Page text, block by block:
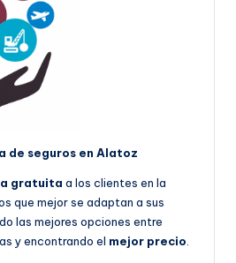
de seguros en Alatoz
gratuita a los clientes en la
que mejor se adaptan a sus
las mejores opciones entre
y encontrando el mejor precio.